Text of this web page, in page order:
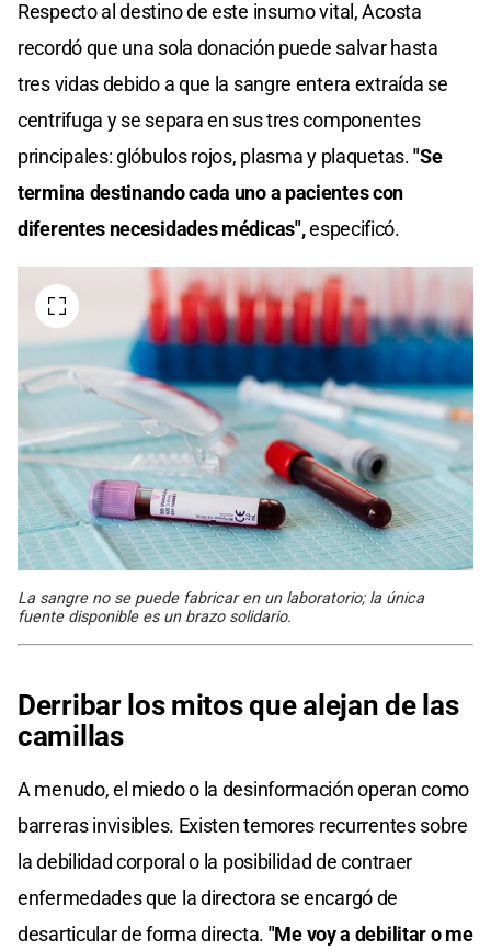
Respecto al destino de este insumo vital, Acosta
recordó que una sola donación puede salvar hasta
tres vidas debido a que la sangre entera extraída se
centrifuga y se separa en sus tres componentes
principales: glóbulos rojos, plasma y plaquetas."Se
termina destinando cada uno a pacientes con
diferentes necesidades médicas",especificó.
La sangre no se puede fabricar en un laboratorio; la única
fuente disponible es un brazo solidario.
Derribar los mitos que alejan de las
camillas
A menudo, el miedo o la desinformación operan como
barreras invisibles. Existen temores recurrentes sobre
la debilidad corporal o la posibilidad de contraer
enfermedades que la directora se encargó de
desarticular de forma directa. "Me voy a debilitar o me